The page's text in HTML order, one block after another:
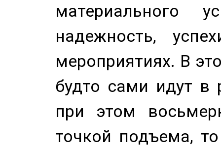
материального
надежность,
мероприятиях. В
будто сами идут в
при этом
точкой подъема,